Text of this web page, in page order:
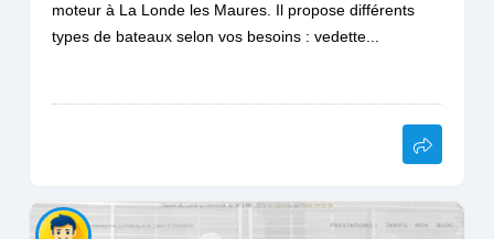
moteur à La Londe les Maures. Il propose différents
types de bateaux selon vos besoins : vedette...